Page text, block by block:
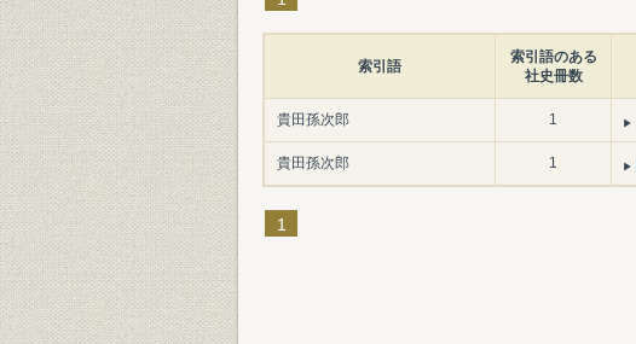
索引語
索引語のある
社史冊数
貴田孫次郎 1
貴田孫次郎 1
1